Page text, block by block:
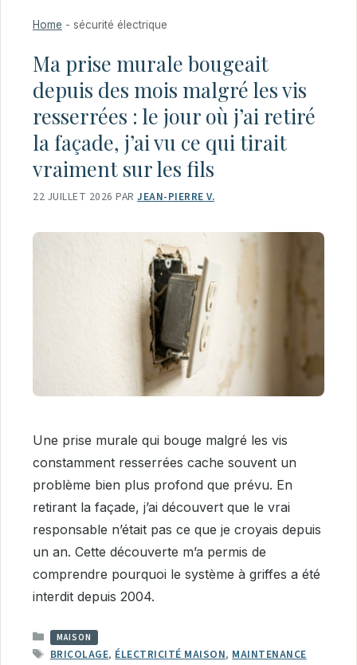
Home - sécurité électrique
Ma prise murale bougeait
depuis des mois malgré les vis
resserrées : le jour où j’ai retiré
la façade, j’ai vu ce qui tirait
vraiment sur les fils
22 JUILLET 2026 PAR JEAN-PIERRE V.
Une prise murale qui bouge malgré les vis
constamment resserrées cache souvent un
problème bien plus profond que prévu. En
retirant la façade, j’ai découvert que le vrai
responsable n’était pas ce que je croyais depuis
un an. Cette découverte m’a permis de
comprendre pourquoi le système à griffes a été
interdit depuis 2004.
CATÉGORIES
MAISON
ÉTIQUETTES
BRICOLAGE, ÉLECTRICITÉ MAISON, MAINTENANCE